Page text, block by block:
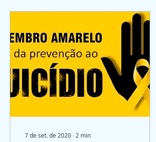
7 de set. de 2020 ∙ 2 min